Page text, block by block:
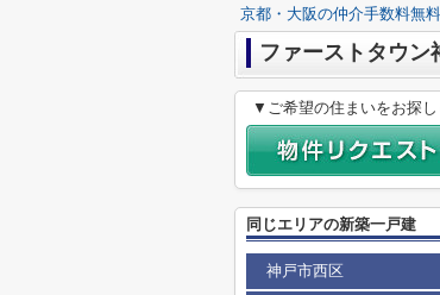
京都・大阪の仲介手数料無
ファーストタウン
▼ご希望の住まいをお探し
同じエリアの新築一戸建
神戸市西区